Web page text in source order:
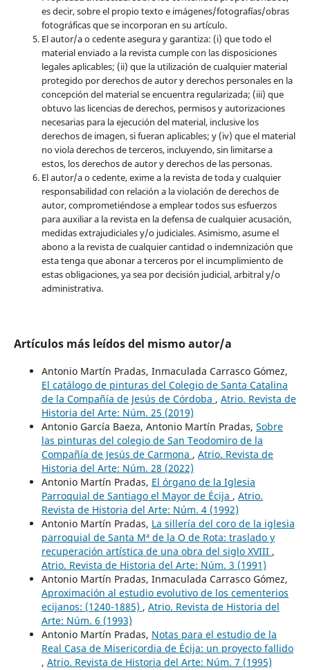
es decir, sobre el propio texto e imágenes/fotografías/obras
fotográficas que se incorporan en su artículo.
El autor/a o cedente asegura y garantiza: (i) que todo el
material enviado a la revista cumple con las disposiciones
legales aplicables; (ii) que la utilización de cualquier material
protegido por derechos de autor y derechos personales en la
concepción del material se encuentra regularizada; (iii) que
obtuvo las licencias de derechos, permisos y autorizaciones
necesarias para la ejecución del material, inclusive los
derechos de imagen, si fueran aplicables; y (iv) que el material
no viola derechos de terceros, incluyendo, sin limitarse a
estos, los derechos de autor y derechos de las personas.
El autor/a o cedente, exime a la revista de toda y cualquier
responsabilidad con relación a la violación de derechos de
autor, comprometiéndose a emplear todos sus esfuerzos
para auxiliar a la revista en la defensa de cualquier acusación,
medidas extrajudiciales y/o judiciales. Asimismo, asume el
abono a la revista de cualquier cantidad o indemnización que
esta tenga que abonar a terceros por el incumplimiento de
estas obligaciones, ya sea por decisión judicial, arbitral y/o
administrativa.
Artículos más leídos del mismo autor/a
Antonio Martín Pradas, Inmaculada Carrasco Gómez,
El catálogo de pinturas del Colegio de Santa Catalina
de la Compañía de Jesús de Córdoba , Atrio. Revista de
Historia del Arte: Núm. 25 (2019)
Antonio García Baeza, Antonio Martín Pradas, Sobre
las pinturas del colegio de San Teodomiro de la
Compañía de Jesús de Carmona , Atrio. Revista de
Historia del Arte: Núm. 28 (2022)
Antonio Martín Pradas, El órgano de la Iglesia
Parroquial de Santiago el Mayor de Écija , Atrio.
Revista de Historia del Arte: Núm. 4 (1992)
Antonio Martín Pradas, La sillería del coro de la iglesia
parroquial de Santa Mª de la O de Rota: traslado y
recuperación artística de una obra del siglo XVIII ,
Atrio. Revista de Historia del Arte: Núm. 3 (1991)
Antonio Martín Pradas, Inmaculada Carrasco Gómez,
Aproximación al estudio evolutivo de los cementerios
ecijanos: (1240-1885) , Atrio. Revista de Historia del
Arte: Núm. 6 (1993)
Antonio Martín Pradas, Notas para el estudio de la
Real Casa de Misericordia de Écija: un proyecto fallido
, Atrio. Revista de Historia del Arte: Núm. 7 (1995)